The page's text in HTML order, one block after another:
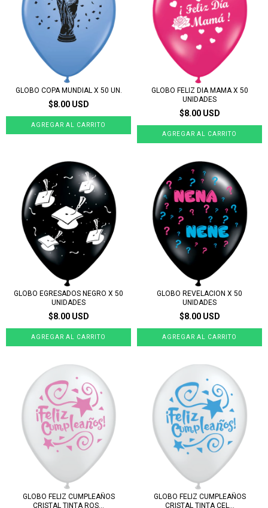
GLOBO COPA MUNDIAL X 50 UN.
$8.00 USD
GLOBO FELIZ DIA MAMA X 50
UNIDADES
$8.00 USD
GLOBO EGRESADOS NEGRO X 50
UNIDADES
$8.00 USD
GLOBO REVELACION X 50
UNIDADES
$8.00 USD
GLOBO FELIZ CUMPLEAÑOS
CRISTAL TINTA ROS...
GLOBO FELIZ CUMPLEAÑOS
CRISTAL TINTA CEL...